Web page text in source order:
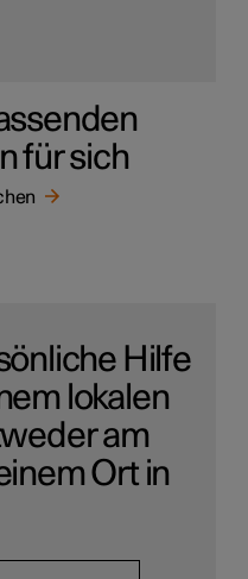
für sich
Hilfe
lokalen
am
Ort in